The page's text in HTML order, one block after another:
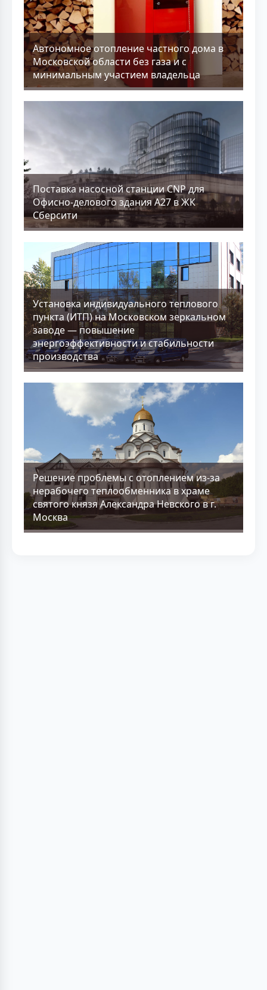
Aвтономное отопление частного дома в
Московской области без газа и с
минимальным участием владельца
Поставка насосной станции CNP для
Офисно-делового здания А27 в ЖК
Сберсити
Установка индивидуального теплового
пункта (ИТП) на Московском зеркальном
заводе — повышение
энергоэффективности и стабильности
производства
Решение проблемы с отоплением из-за
нерабочего теплообменника в храме
святого князя Александра Невского в г.
Москва